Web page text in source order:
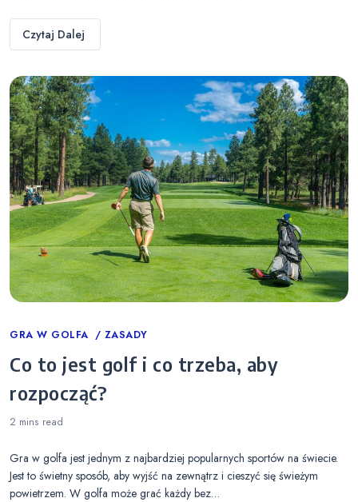
Czytaj Dalej
Categories
GRA W GOLFA ZASADY
Co to jest golf i co trzeba, aby
rozpocząć?
2 mins read
Gra w golfa jest jednym z najbardziej popularnych sportów na świecie.
Jest to świetny sposób, aby wyjść na zewnątrz i cieszyć się świeżym
powietrzem. W golfa może grać każdy bez…